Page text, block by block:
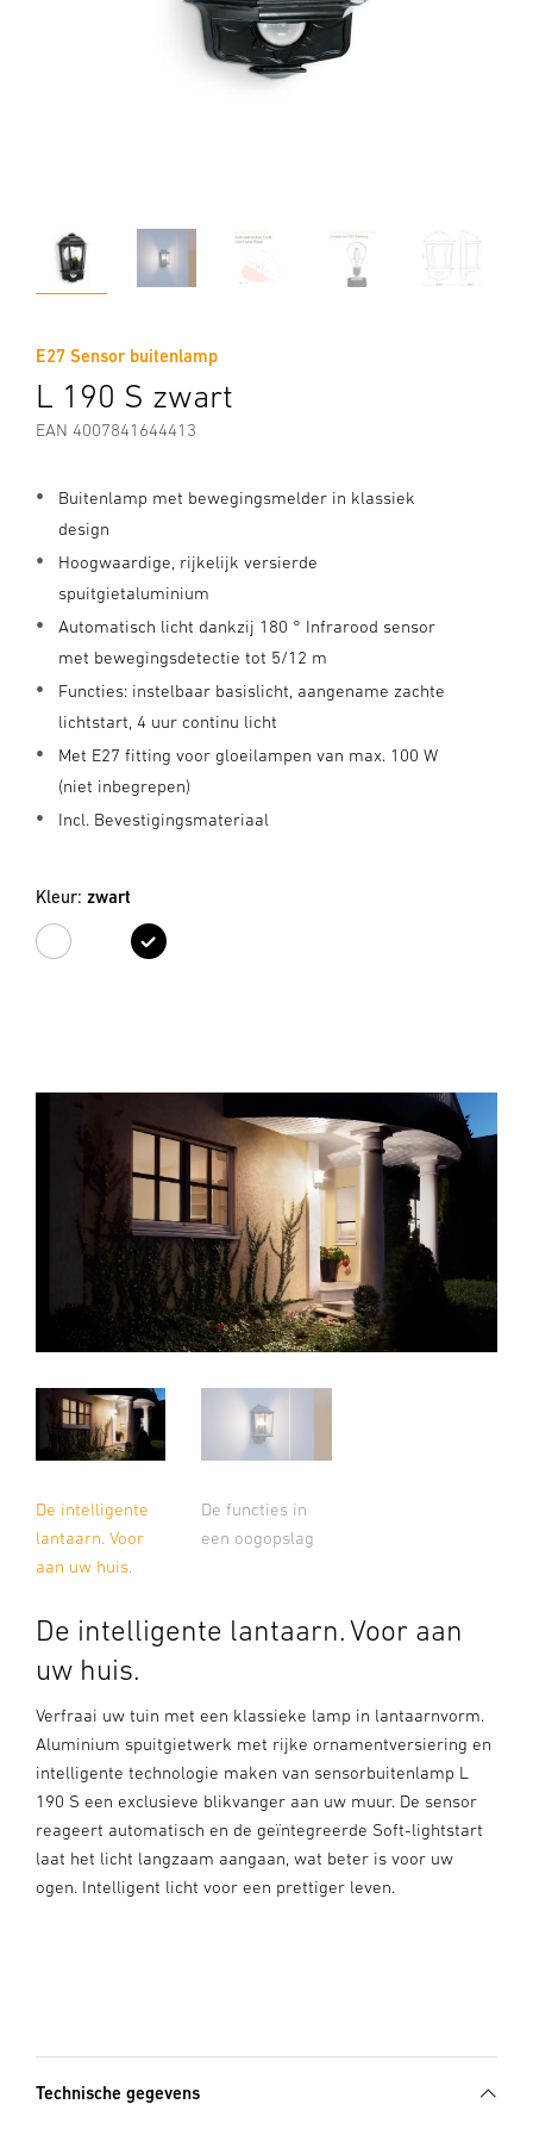
E27 Sensor buitenlamp
L 190 S zwart
EAN 4007841644413
Buitenlamp met bewegingsmelder in klassiek
design
Hoogwaardige, rijkelijk versierde
spuitgietaluminium
Automatisch licht dankzij 180 ° Infrarood sensor
met bewegingsdetectie tot 5/12 m
Functies: instelbaar basislicht, aangename zachte
lichtstart, 4 uur continu licht
Met E27 fitting voor gloeilampen van max. 100 W
(niet inbegrepen)
Incl. Bevestigingsmateriaal
Kleur: zwart
wit zwart
De intelligente
lantaarn. Voor
aan uw huis.
De functies in
een oogopslag
De intelligente lantaarn. Voor aan
uw huis.
Verfraai uw tuin met een klassieke lamp in lantaarnvorm.
Aluminium spuitgietwerk met rijke ornamentversiering en
intelligente technologie maken van sensorbuitenlamp L
190 S een exclusieve blikvanger aan uw muur. De sensor
reageert automatisch en de geïntegreerde Soft-lightstart
laat het licht langzaam aangaan, wat beter is voor uw
ogen. Intelligent licht voor een prettiger leven.
Technische gegevens